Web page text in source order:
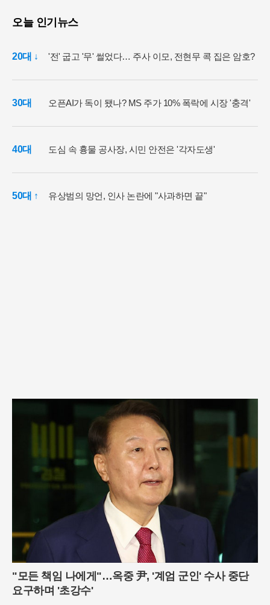
오늘 인기뉴스
20대 ↓ '전' 굽고 '무' 썰었다… 주사 이모, 전현무 콕 집은 암호?
30대 오픈AI가 독이 됐나? MS 주가 10% 폭락에 시장 '충격'
40대 도심 속 흉물 공사장, 시민 안전은 '각자도생'
50대 ↑ 유상범의 망언, 인사 논란에 "사과하면 끝"
"모든 책임 나에게"…옥중 尹, '계엄 군인' 수사 중단
요구하며 '초강수'